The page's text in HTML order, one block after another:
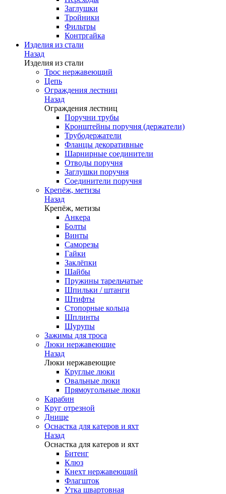
Заглушки
Тройники
Фильтры
Контргайка
Изделия из стали
Назад
Изделия из стали
Трос нержавеющий
Цепь
Ограждения лестниц
Назад
Ограждения лестниц
Поручни трубы
Кронштейны поручня (держатели)
Трубодержатели
Фланцы декоративные
Шарнирные соединители
Отводы поручня
Заглушки поручня
Соединители поручня
Крепёж, метизы
Назад
Крепёж, метизы
Анкера
Болты
Винты
Саморезы
Гайки
Заклёпки
Шайбы
Пружины тарельчатые
Шпильки / штанги
Штифты
Стопорные кольца
Шплинты
Шурупы
Зажимы для троса
Люки нержавеющие
Назад
Люки нержавеющие
Круглые люки
Овальные люки
Прямоугольные люки
Карабин
Круг отрезной
Днище
Оснастка для катеров и яхт
Назад
Оснастка для катеров и яхт
Битенг
Клюз
Кнехт нержавеющий
Флагшток
Утка швартовная